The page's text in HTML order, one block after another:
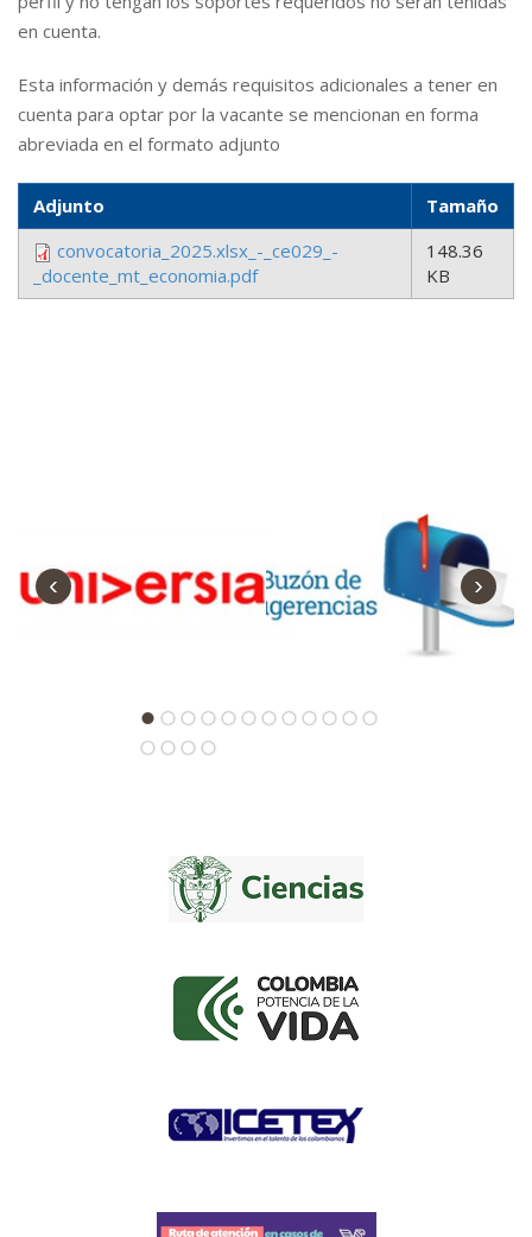
en cuenta.
Esta información y demás requisitos adicionales a tener en
cuenta para optar por la vacante se mencionan en forma
abreviada en el formato adjunto
Adjunto
Tamaño
convocatoria_2025.xlsx_-_ce029_-
_docente_mt_economia.pdf
148.36
KB
‹ ›